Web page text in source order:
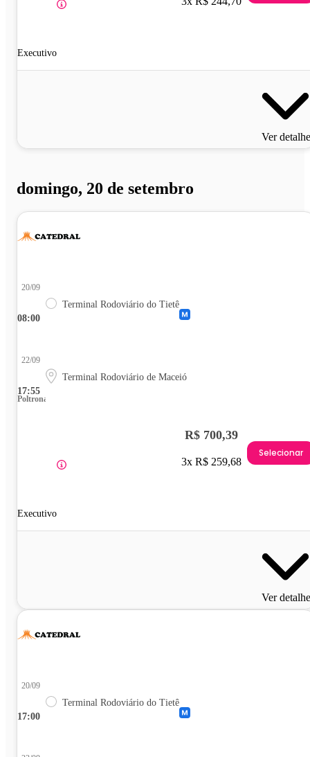
Executivo
Ver
domingo, 20 de setembro
08:00
20/09
Terminal Rodoviário do Tietê
17:55
22/09
Terminal Rodoviário de Maceió
Poltrona
Executivo
R$ 700,39
3x R$ 259,68
Selecionar
Ver
17:00
20/09
Terminal Rodoviário do Tietê